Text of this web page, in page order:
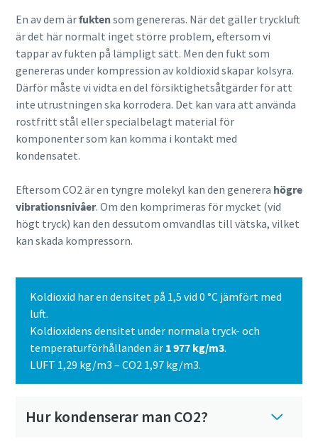
En av dem ärfuktensom genereras. När det gäller tryckluft
är det här normalt inget större problem, eftersom vi
tappar av fukten på lämpligt sätt. Men den fukt som
genereras under kompression av koldioxid skapar kolsyra.
Därför måste vi vidta en del försiktighetsåtgärder för att
inte utrustningen ska korrodera. Det kan vara att använda
rostfritt stål eller specialbelagt material för
komponenter som kan komma i kontakt med
kondensatet.
Eftersom CO2 är en tyngre molekyl kan den generera högre
vibrationsnivåer. Om den komprimeras för mycket (vid
högt tryck) kan den dessutom omvandlas till vätska, vilket
kan skada kompressorn.
Koldioxid har en densitet på 1,5 vid 0 °C jämfört med
luft.
Koldioxidens densitet under normala tryck- och
temperaturförhållanden är 1 977 kg/m3.
LUFT 1,29 kg/m3 – CO2 1,97 kg/m3.
Hur kondenserar man CO2?